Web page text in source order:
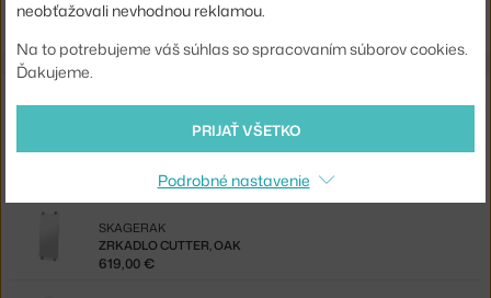
Shopping from the EU? Switch toPoise Oval Mirror
BOLIA
499,00 €
ZRKADLO CUTTER, OAK
SKAGERAK
619,00 €
neobťažovali nevhodnou reklamou.
Na to potrebujeme váš súhlas so spracovaním súborov cookies.
Ďakujeme.
PRIJAŤ VŠETKO
Podrobné nastavenie